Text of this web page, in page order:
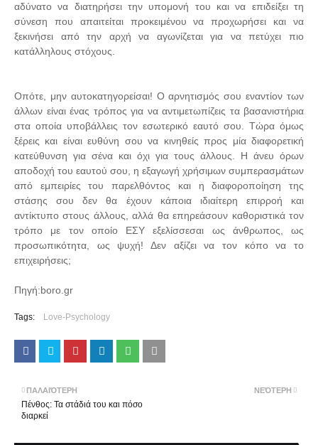
αδύνατο να διατηρήσει την υπομονή του και να επιδείξει τη
σύνεση που απαιτείται προκειμένου να προχωρήσει και να
ξεκινήσει από την αρχή να αγωνίζεται για να πετύχει πιο
κατάλληλους στόχους.
Οπότε, μην αυτοκατηγορείσαι! Ο αρνητισμός σου εναντίον των
άλλων είναι ένας τρόπος για να αντιμετωπίζεις τα βασανιστήρια
στα οποία υποβάλλεις τον εσωτερικό εαυτό σου. Τώρα όμως
ξέρεις και είναι ευθύνη σου να κινηθείς προς μία διαφορετική
κατεύθυνση για σένα και όχι για τους άλλους. Η άνευ όρων
αποδοχή του εαυτού σου, η εξαγωγή χρήσιμων συμπερασμάτων
από εμπειρίες του παρελθόντος και η διαφοροποίηση της
στάσης σου δεν θα έχουν κάποια ιδιαίτερη επιρροή και
αντίκτυπο στους άλλους, αλλά θα επηρεάσουν καθοριστικά τον
τρόπο με τον οποίο ΕΣΥ εξελίσσεσαι ως άνθρωπος, ως
προσωπικότητα, ως ψυχή! Δεν αξίζει να τον κόπο να το
επιχειρήσεις;
Πηγή:boro.gr
Tags: Love-Psychology
ΝΕΌΤΕΡΗ
ΠΑΛΑΙΌΤΕΡΗ
Πένθος: Τα στάδιά του και πόσο
διαρκεί